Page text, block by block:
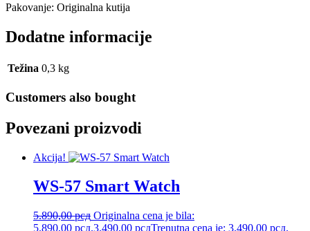
Pakovanje: Originalna kutija
Dodatne informacije
Težina 0,3 kg
Customers also bought
Povezani proizvodi
Akcija!
WS-57 Smart Watch
5.890,00рсд Originalna cena je bila:
5.890,00 рсд.3.490,00 рсдTrenutna cena je: 3.490,00 рсд.